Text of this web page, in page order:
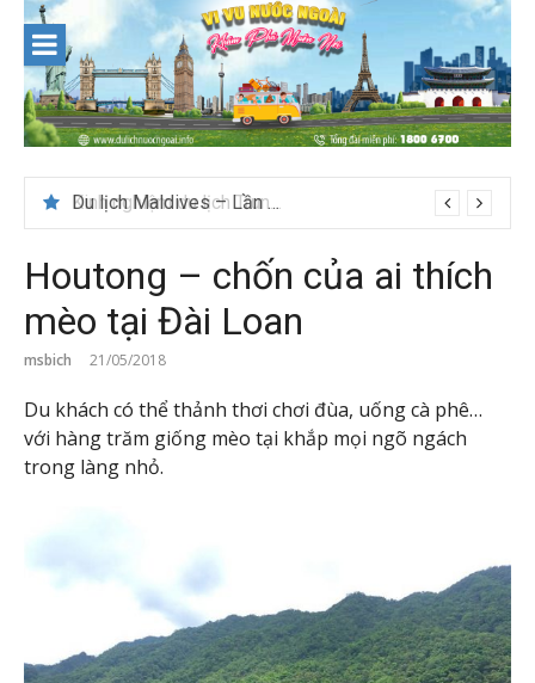
content
Du lịch Maldives – Lần đầu nên đi đâu, chơi gì?
Houtong – chốn của ai thích
mèo tại Đài Loan
msbich 21/05/2018
Du khách có thể thảnh thơi chơi đùa, uống cà phê…
với hàng trăm giống mèo tại khắp mọi ngõ ngách
trong làng nhỏ.